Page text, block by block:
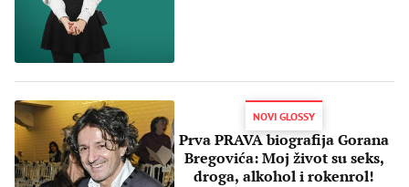
NOVI GLOSSY
Prva PRAVA biografija Gorana
Bregovića: Moj život su seks,
droga, alkohol i rokenrol!